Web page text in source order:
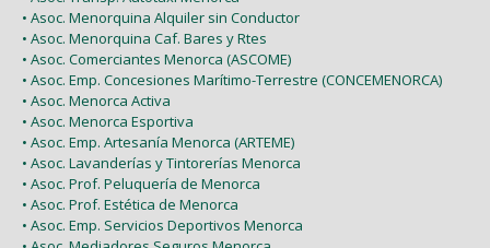
• Asoc. Menorquina Alquiler sin Conductor
• Asoc. Menorquina Caf. Bares y Rtes
• Asoc. Comerciantes Menorca (ASCOME)
• Asoc. Emp. Concesiones Marítimo-Terrestre (CONCEMENORCA)
• Asoc. Menorca Activa
• Asoc. Menorca Esportiva
• Asoc. Emp. Artesanía Menorca (ARTEME)
• Asoc. Lavanderías y Tintorerías Menorca
• Asoc. Prof. Peluquería de Menorca
• Asoc. Prof. Estética de Menorca
• Asoc. Emp. Servicios Deportivos Menorca